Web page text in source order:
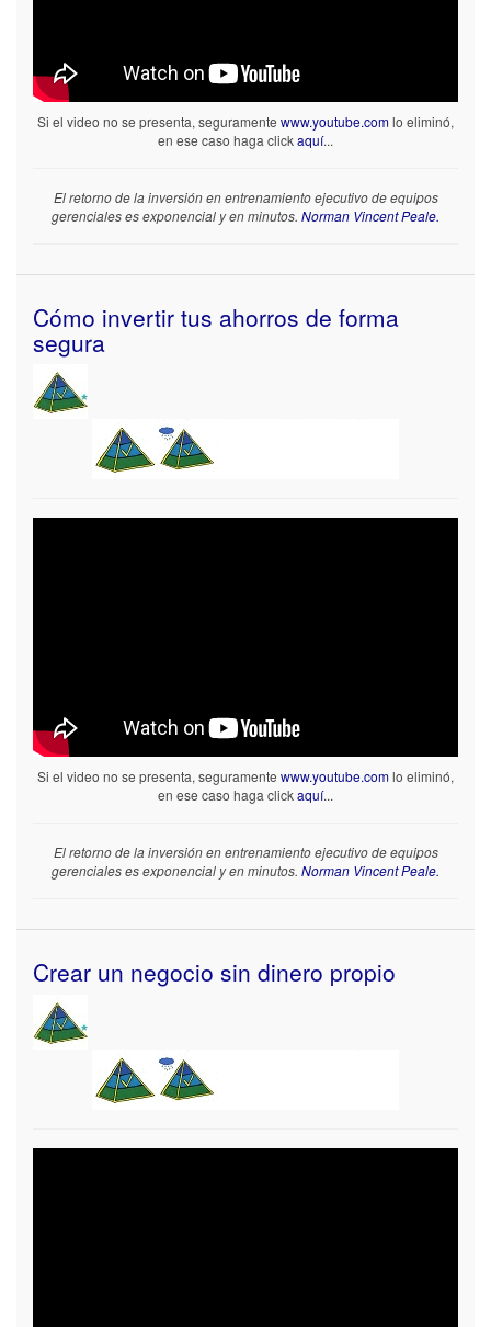
Si el video no se presenta, seguramente www.youtube.comlo eliminó,
en ese caso haga clickaquí...
El retorno de la inversión en entrenamiento ejecutivo de equipos
gerenciales es exponencial y en minutos. Norman Vincent Peale.
Cómo invertir tus ahorros de forma
segura
Si el video no se presenta, seguramente www.youtube.comlo eliminó,
en ese caso haga clickaquí...
El retorno de la inversión en entrenamiento ejecutivo de equipos
gerenciales es exponencial y en minutos. Norman Vincent Peale.
Crear un negocio sin dinero propio